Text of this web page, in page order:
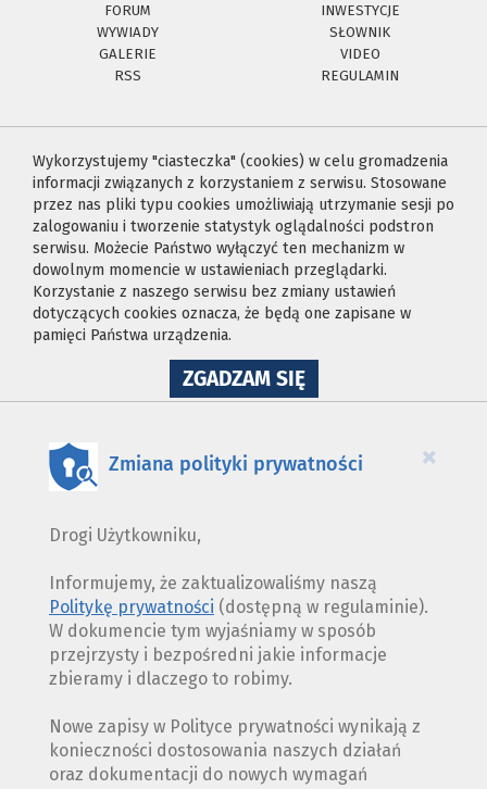
FORUM
INWESTYCJE
WYWIADY
SŁOWNIK
GALERIE
VIDEO
RSS
REGULAMIN
Wykorzystujemy "ciasteczka" (cookies) w celu gromadzenia
informacji związanych z korzystaniem z serwisu. Stosowane
przez nas pliki typu cookies umożliwiają utrzymanie sesji po
zalogowaniu i tworzenie statystyk oglądalności podstron
serwisu. Możecie Państwo wyłączyć ten mechanizm w
dowolnym momencie w ustawieniach przeglądarki.
Korzystanie z naszego serwisu bez zmiany ustawień
dotyczących cookies oznacza, że będą one zapisane w
pamięci Państwa urządzenia.
ZGADZAM SIĘNA
WYKORZYSTANIE
×
Zmiana polityki prywatności
Drogi Użytkowniku,
Informujemy, że zaktualizowaliśmy naszą
Politykę prywatności (dostępną w regulaminie).
W dokumencie tym wyjaśniamy w sposób
przejrzysty i bezpośredni jakie informacje
zbieramy i dlaczego to robimy.
Nowe zapisy w Polityce prywatności wynikają z
konieczności dostosowania naszych działań
oraz dokumentacji do nowych wymagań